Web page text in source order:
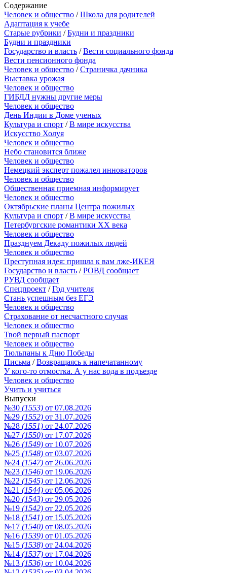
Содержание
Человек и общество /Школа для родителей
Адаптация к учебе
Старые рубрики /Будни и праздники
Будни и праздники
Государство и власть /Вести социального фонда
Вести пенсионного фонда
Человек и общество /Страничка дачника
Выставка урожая
Человек и общество
ГИБДД нужны другие меры
Человек и общество
День Индии в Доме ученых
Культура и спорт /В мире искусства
Искусство Холуя
Человек и общество
Небо становится ближе
Человек и общество
Немецкий эксперт пожалел инноваторов
Человек и общество
Общественная приемная информирует
Человек и общество
Октябрьские планы Центра пожилых
Культура и спорт /В мире искусства
Петербургские романтики XX века
Человек и общество
Празднуем Декаду пожилых людей
Человек и общество
Преступная идея: пришла к вам лже-ИКЕЯ
Государство и власть /РОВД сообщает
РУВД сообщает
Спецпроект /Год учителя
Стань успешным без ЕГЭ
Человек и общество
Страхование от несчастного случая
Человек и общество
Твой первый паспорт
Человек и общество
Тюльпаны к Дню Победы
Письма /Возвращаясь к напечатанному
У кого-то отмостка. А у нас вода в подъезде
Человек и общество
Учить и учиться
Выпуски
№30 (1553) от 07.08.2026
№29 (1552) от 31.07.2026
№28 (1551) от 24.07.2026
№27 (1550) от 17.07.2026
№26 (1549) от 10.07.2026
№25 (1548) от 03.07.2026
№24 (1547) от 26.06.2026
№23 (1546) от 19.06.2026
№22 (1545) от 12.06.2026
№21 (1544) от 05.06.2026
№20 (1543) от 29.05.2026
№19 (1542) от 22.05.2026
№18 (1541) от 15.05.2026
№17 (1540) от 08.05.2026
№16 (1539) от 01.05.2026
№15 (1538) от 24.04.2026
№14 (1537) от 17.04.2026
№13 (1536) от 10.04.2026